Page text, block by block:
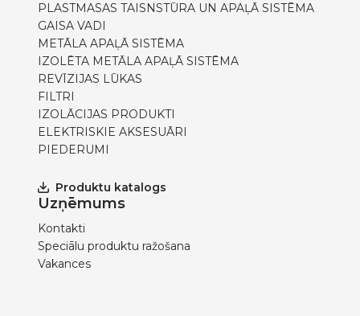
PLASTMASAS TAISNSTŪRA UN APAĻĀ SISTĒMA
GAISA VADI
METĀLA APAĻĀ SISTĒMA
IZOLĒTA METĀLA APAĻĀ SISTĒMA
REVĪZIJAS LŪKAS
FILTRI
IZOLĀCIJAS PRODUKTI
ELEKTRISKIE AKSESUĀRI
PIEDERUMI
Produktu katalogs
Uzņēmums
Kontakti
Speciālu produktu ražošana
Vakances